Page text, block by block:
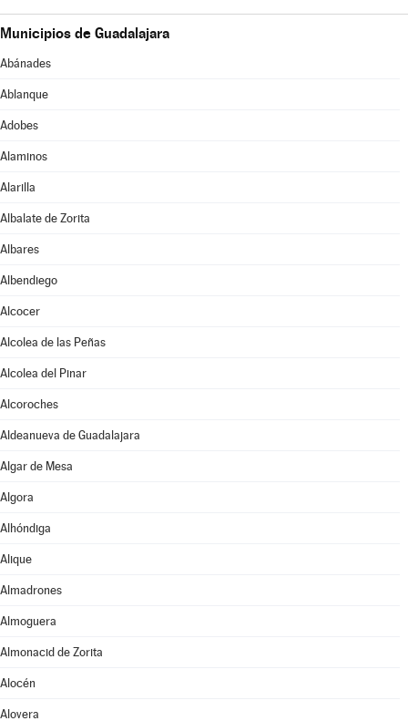
Municipios de Guadalajara
Abánades
Ablanque
Adobes
Alaminos
Alarilla
Albalate de Zorita
Albares
Albendiego
Alcocer
Alcolea de las Peñas
Alcolea del Pinar
Alcoroches
Aldeanueva de Guadalajara
Algar de Mesa
Algora
Alhóndiga
Alique
Almadrones
Almoguera
Almonacid de Zorita
Alocén
Alovera